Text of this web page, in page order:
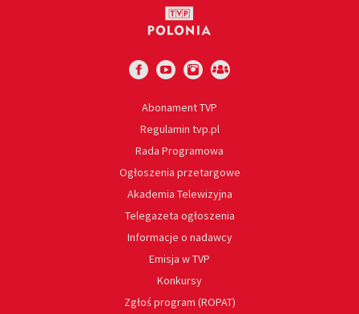
Abonament TVP
Regulamin tvp.pl
Rada Programowa
Ogłoszenia przetargowe
Akademia Telewizyjna
Telegazeta ogłoszenia
Informacje o nadawcy
Emisja w TVP
Konkursy
Zgłoś program (ROPAT)